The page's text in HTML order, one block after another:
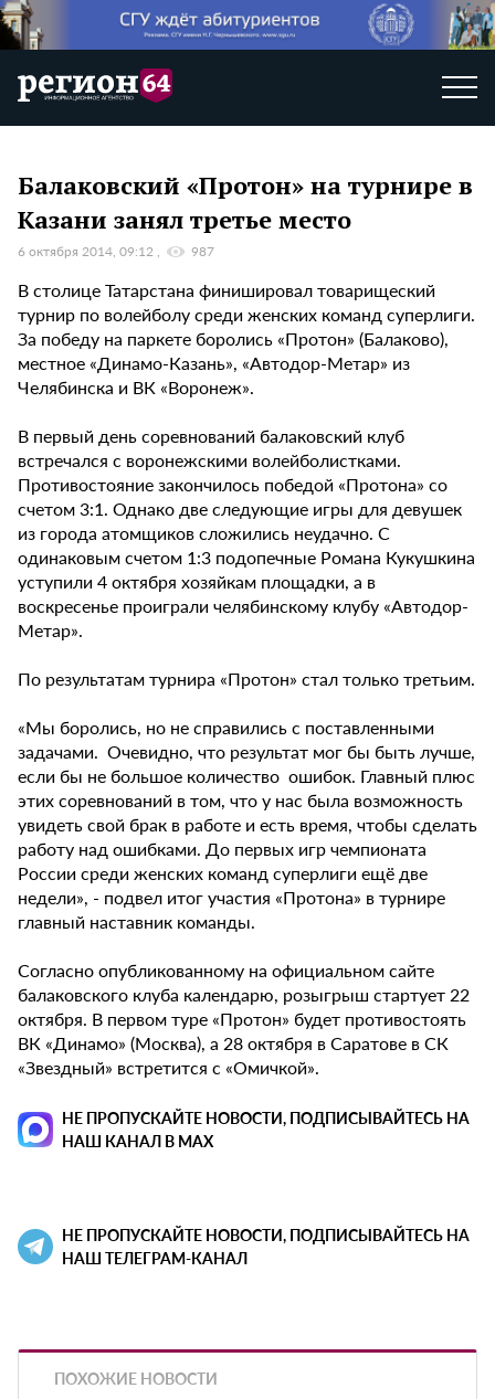
Балаковский «Протон» на турнире в
Казани занял третье место
6 октября 2014, 09:12 987
В столице Татарстана финишировал товарищеский
турнир по волейболу среди женских команд суперлиги.
За победу на паркете боролись «Протон» (Балаково),
местное «Динамо-Казань», «Автодор-Метар» из
Челябинска и ВК «Воронеж».
В первый день соревнований балаковский клуб
встречался с воронежскими волейболистками.
Противостояние закончилось победой «Протона» со
счетом 3:1. Однако две следующие игры для девушек
из города атомщиков сложились неудачно. С
одинаковым счетом 1:3 подопечные Романа Кукушкина
уступили 4 октября хозяйкам площадки, а в
воскресенье проиграли челябинскому клубу «Автодор-
Метар».
По результатам турнира «Протон» стал только третьим.
«Мы боролись, но не справились с поставленными
задачами. Очевидно, что результат мог бы быть лучше,
если бы не большое количество ошибок. Главный плюс
этих соревнований в том, что у нас была возможность
увидеть свой брак в работе и есть время, чтобы сделать
работу над ошибками. До первых игр чемпионата
России среди женских команд суперлиги ещё две
недели», - подвел итог участия «Протона» в турнире
главный наставник команды.
Согласно опубликованному на официальном сайте
балаковского клуба календарю, розыгрыш стартует 22
октября. В первом туре «Протон» будет противостоять
ВК «Динамо» (Москва), а 28 октября в Саратове в СК
«Звездный» встретится с «Омичкой».
НЕ ПРОПУСКАЙТЕ НОВОСТИ, ПОДПИСЫВАЙТЕСЬ НА
НАШ КАНАЛ В MAX
НЕ ПРОПУСКАЙТЕ НОВОСТИ, ПОДПИСЫВАЙТЕСЬ НА
НАШ ТЕЛЕГРАМ-КАНАЛ
ПОХОЖИЕ НОВОСТИ